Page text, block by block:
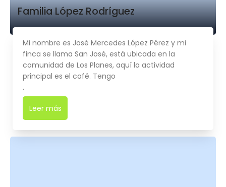
Familia López Rodríguez
Mi nombre es José Mercedes López Pérez y mi
finca se llama San José, está ubicada en la
comunidad de Los Planes, aquí la actividad
principal es el café. Tengo
.
Leer más